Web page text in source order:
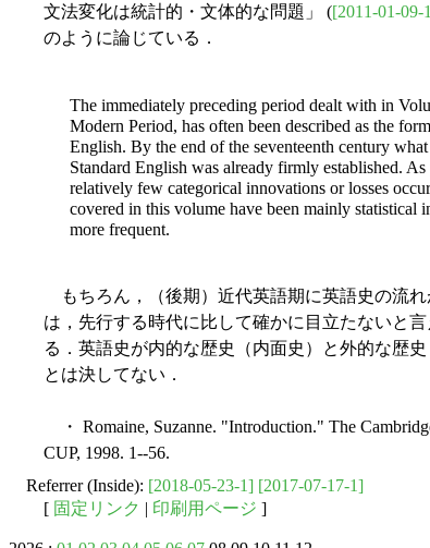
文法変化は統計的・文体的な問題」 ([2011-01-09-
のように論じている．
The immediately preceding period dealt with in
Modern Period, has often been described as the
English. By the end of the seventeenth century
Standard English was already firmly established.
relatively few categorical innovations or losses
covered in this volume have been mainly statistical
more frequent.
もちろん，（後期）近代英語期に英語史の流
は，先行する時代に比して確かに目立たないと
る．英語史が内的な歴史（内面史）と外的な歴
とは決してない．
・ Romaine, Suzanne. "Introduction." The
CUP, 1998. 1--56.
Referrer (Inside): [2018-05-23-1] [2017-07-17-1]
[ 固定リンク | 印刷用ページ ]